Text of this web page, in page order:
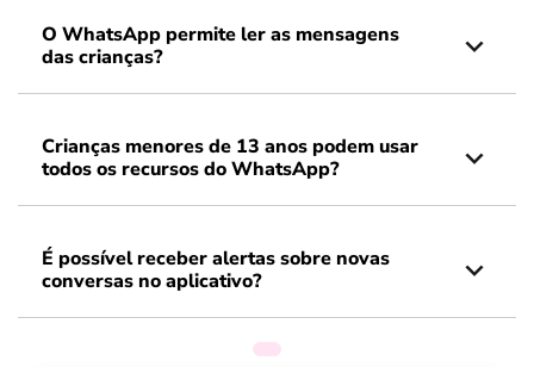
O WhatsApp permite ler as mensagens
das crianças?
Crianças menores de 13 anos podem usar
todos os recursos do WhatsApp?
É possível receber alertas sobre novas
conversas no aplicativo?